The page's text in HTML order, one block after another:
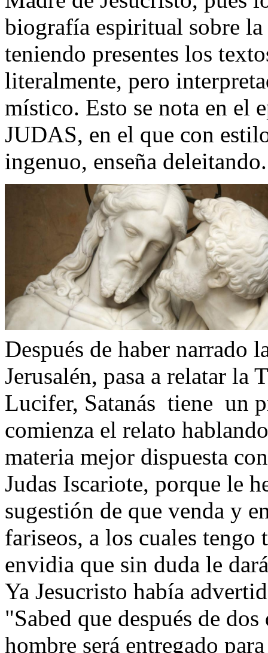
biografía espiritual sobre
teniendo presentes los
literalmente, pero
místico. Esto se nota en el
JUDAS, en el que con
ingenuo, enseña deleitando.
Después de haber narrado
Jerusalén, pasa a relatar la
Lucifer, Satanás tiene un
comienza el relato
materia mejor dispuesta
Judas Iscariote, porque le
sugestión de que venda y
fariseos, a los cuales
envidia que sin duda le
Ya Jesucristo había
"Sabed que después de
hombre será entregado